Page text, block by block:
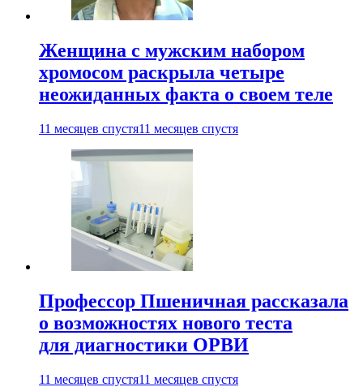
Женщина с мужским набором
хромосом раскрыла четыре
неожиданных факта о своем теле
11 месяцев спустя11 месяцев спустя
Профессор Пшеничная рассказала
о возможностях нового теста
для диагностики ОРВИ
11 месяцев спустя11 месяцев спустя